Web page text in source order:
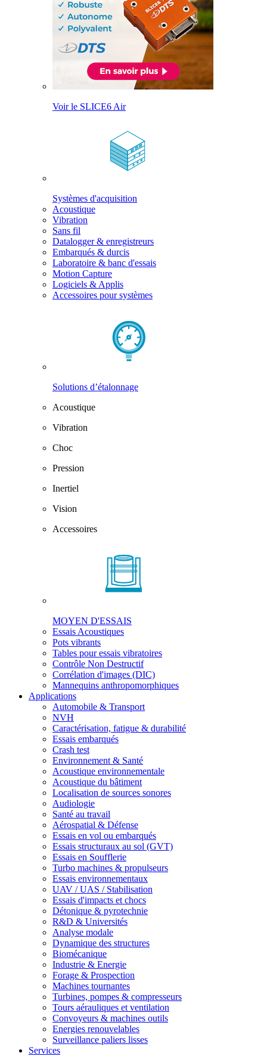
Voir le SLICE6 Air
Systèmes d'acquisition
Acoustique
Vibration
Sans fil
Datalogger & enregistreurs
Embarqués & durcis
Laboratoire & banc d'essais
Motion Capture
Logiciels & Applis
Accessoires pour systèmes
Solutions d’étalonnage
Acoustique
Vibration
Choc
Pression
Inertiel
Vision
Accessoires
MOYEN D'ESSAIS
Essais Acoustiques
Pots vibrants
Tables pour essais vibratoires
Contrôle Non Destructif
Corrélation d'images (DIC)
Mannequins anthropomorphiques
Applications
Automobile & Transport
NVH
Caractérisation, fatigue & durabilité
Essais embarqués
Crash test
Environnement & Santé
Acoustique environnementale
Acoustique du bâtiment
Localisation de sources sonores
Audiologie
Santé au travail
Aérospatial & Défense
Essais en vol ou embarqués
Essais structuraux au sol (GVT)
Essais en Soufflerie
Turbo machines & propulseurs
Essais environnementaux
UAV / UAS / Stabilisation
Essais d'impacts et chocs
Détonique & pyrotechnie
R&D & Universités
Analyse modale
Dynamique des structures
Biomécanique
Industrie & Energie
Forage & Prospection
Machines tournantes
Turbines, pompes & compresseurs
Tours aérauliques et ventilation
Convoyeurs & machines outils
Energies renouvelables
Surveillance paliers lisses
Services